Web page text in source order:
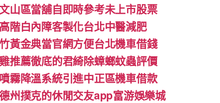
山區當舖自即時參考未上市股票
階白內障客製化台北中醫減肥
黃金典當官網方便台北機車借錢
推薦徹底的君綺除蟑螂蚊蟲評價
霧降溫系統引進中正區機車借款
州撲克的休閒交友app富游娛樂城